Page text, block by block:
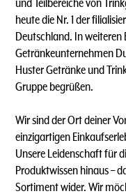
und Teilbereiche von
heute die Nr. 1 der
Deutschland. In
Getränkeunternehmen
Huster Getränke und
Gruppe begrüßen.
Wir sind der Ort deiner
einzigartigen
Unsere Leidenschaft für
Produktwissen hinaus –
Sortiment wider. Wir